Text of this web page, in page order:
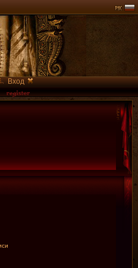
Вход